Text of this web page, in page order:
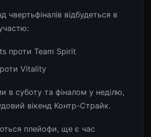
чвертьфіналів відбудеться в
проти Team Spirit
Vitality
в суботу та фіналом у неділю,
вікенд Контр-Страйк.
плейофи, ще є час